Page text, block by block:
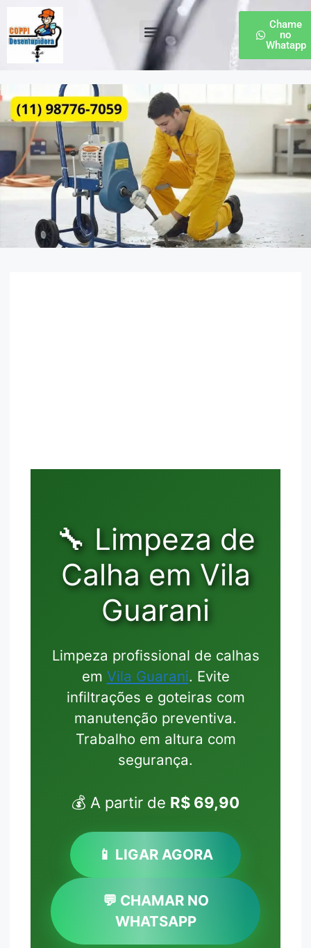
Chame
no
Whatapp
🔧 Limpeza de
Calha em Vila
Guarani
Limpeza profissional de calhas
em Vila Guarani. Evite
infiltrações e goteiras com
manutenção preventiva.
Trabalho em altura com
segurança.
💰 A partir de R$ 69,90
📱 LIGAR AGORA
💬 CHAMAR NO
WHATSAPP